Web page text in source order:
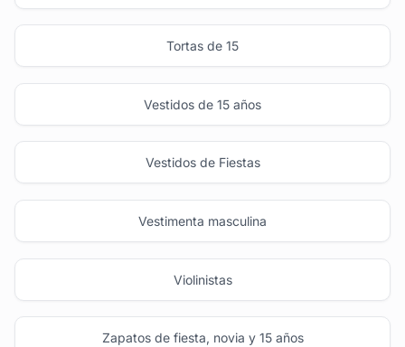
Tortas de 15
Vestidos de 15 años
Vestidos de Fiestas
Vestimenta masculina
Violinistas
Zapatos de fiesta, novia y 15 años